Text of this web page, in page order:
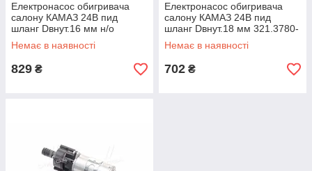
Електронасос обигривача
салону КАМАЗ 24В пид
шланг Dвнут.16 мм н/о
(DECARO) 75.3780-10-01
UA58
Немає в наявності
829 ₴
Електронасос обигривача
салону КАМАЗ 24В пид
шланг Dвнут.18 мм 321.3780-
10 UA58
Немає в наявності
702 ₴